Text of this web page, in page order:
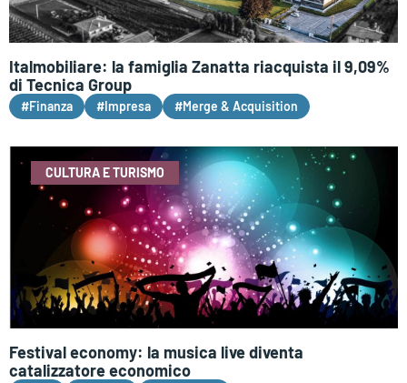
Italmobiliare: la famiglia Zanatta riacquista il 9,09%
di Tecnica Group
#Finanza #Impresa #Merge & Acquisition
CULTURA E TURISMO
Festival economy: la musica live diventa
catalizzatore economico